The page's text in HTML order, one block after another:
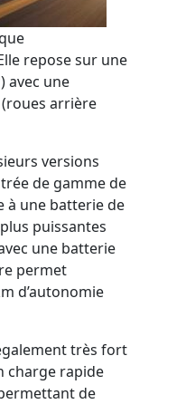
repose sur une
avec une
arrière
versions
de gamme de
à une batterie de
puissantes
une batterie
permet
d’autonomie
très fort
charge rapide
de